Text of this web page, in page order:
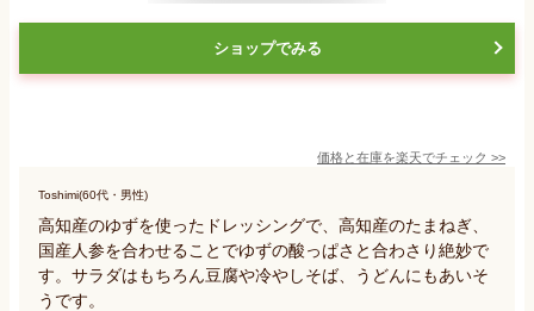
ショップでみる
価格と在庫を楽天でチェック >>
Toshimi(60代・男性)
高知産のゆずを使ったドレッシングで、高知産のたまねぎ、
国産人参を合わせることでゆずの酸っぱさと合わさり絶妙で
す。サラダはもちろん豆腐や冷やしそば、うどんにもあいそ
うです。